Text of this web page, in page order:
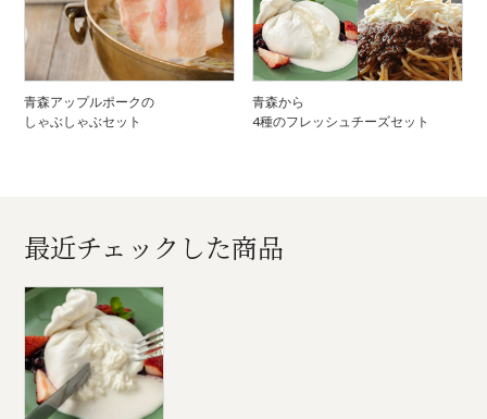
青森アップルポークの
しゃぶしゃぶセット
青森から
4種のフレッシュチーズセット
最近チェックした商品